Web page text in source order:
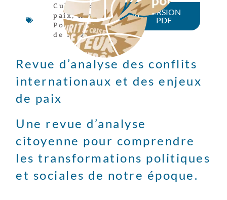
Culture de
paix,Revue
Pour Parler
de Paix
VERSION
PDF
Revue d’analyse des conflits
internationaux et des enjeux
de paix
Une revue d’analyse
citoyenne pour comprendre
les transformations politiques
et sociales de notre époque.